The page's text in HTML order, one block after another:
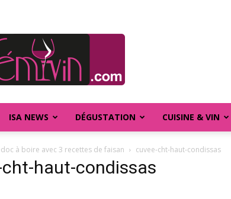
ISA NEWS DÉGUSTATION CUISINE & VIN
à boire avec 3 recettes de faisan cuvee-cht-haut-condissas
haut-condissas